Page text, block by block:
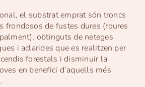
el substrat emprat són troncs
frondosos de fustes dures (roures
obtinguts de neteges
i aclarides que es realitzen per
forestals i disminuir la
en benefici d’aquells més